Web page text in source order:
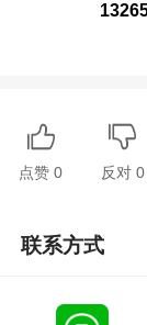
点赞0 反对 0
联系方式